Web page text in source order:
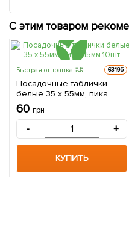
С этим товаром
Быстрая отправка 63195
Посадочные таблички
белые 35 х 55мм, пика
115мм 10шт
60 грн
- +
КУПИТЬ